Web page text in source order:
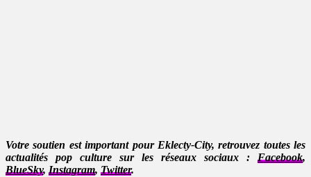
Votre soutien est important pour Eklecty-City, retrouvez toutes les
actualités pop culture sur les réseaux sociaux : Facebook,
BlueSky, Instagram, Twitter.